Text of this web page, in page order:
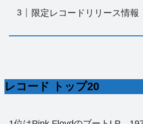
限定レコードリリース情報
レコード トップ20